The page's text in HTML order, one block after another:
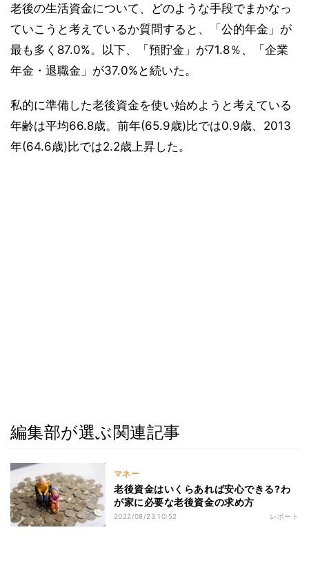
老後の生活資金について、どのような手段でまかなっ
ていこうと考えているか質問すると、「公的年金」が
最も多く87.0%。以下、「預貯金」が71.8％、「企業
年金・退職金」が37.0%と続いた。
私的に準備した老後資金を使い始めようと考えている
年齢は平均66.8歳。前年(65.9歳)比では0.9歳、2013
年(64.6歳)比では2.2歳上昇した。
編集部が選ぶ関連記事
マネー
老後資金はいくらあれば安心できる?わ
が家に必要な老後資金の求め方
2022/08/23 10:52 レポート